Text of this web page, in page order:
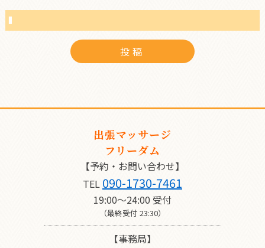
出張マッサージ
フリーダム
【予約・お問い合わせ】
TEL 090-1730-7461
19:00〜24:00 受付
（最終受付 23:30）
【事務局】